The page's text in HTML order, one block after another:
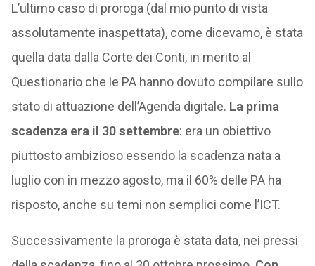
L’ultimo caso di proroga (dal mio punto di vista
assolutamente inaspettata), come dicevamo, è stata
quella data dalla Corte dei Conti, in merito al
Questionario che le PA hanno dovuto compilare sullo
stato di attuazione dell’Agenda digitale. La prima
scadenza era il 30 settembre: era un obiettivo
piuttosto ambizioso essendo la scadenza nata a
luglio con in mezzo agosto, ma il 60% delle PA ha
risposto, anche su temi non semplici come l’ICT.
Successivamente la proroga è stata data, nei pressi